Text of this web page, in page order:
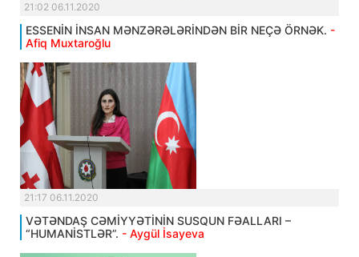
21:02 06.11.2020
ESSENİN İNSAN MƏNZƏRƏLƏRİNDƏN BİR NEÇƏ ÖRNƏK. -
Afiq Muxtaroğlu
21:17 06.11.2020
VƏTƏNDAŞ CƏMİYYƏTİNİN SUSQUN FƏALLARI –
“HUMANİSTLƏR”. - Aygül İsayeva